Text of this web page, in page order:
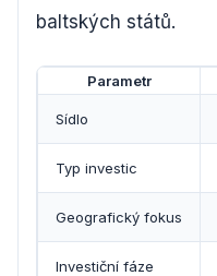
baltských států.
Parametr
Sídlo
Typ investic
Geografický fokus
Investiční fáze